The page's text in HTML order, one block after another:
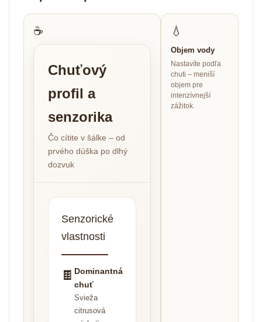
☕
Chuťový
profil a
senzorika
Čo cítite v šálke – od
prvého dúška po dlhý
dozvuk
Senzorické
vlastnosti
🍫 Dominantná
chuť
Svieža
citrusová
💧
Objem vody
Nastavíte podľa
chuti – meniší
objem pre
intenzívnejší
zážitok.